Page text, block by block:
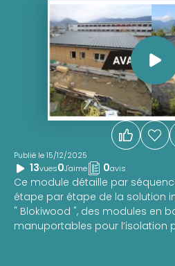
Publié le 15/12/2025
13vues0J'aime 0avis
Ce module détaille par
étape par étape de la solution
" Blokiwood ", des modules en
manuportables pour l’isolation